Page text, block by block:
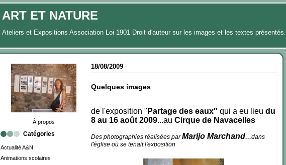
ART ET NATURE
Ateliers et Expositions Association Loi 1901 Droit d'auteur sur les images et les textes présentés.
À propos
Catégories
Actualité A&N
Animations scolaires
18/08/2009
Quelques images
de l'exposition " Partage des eaux" qui a eu lieu du
8 au 16 août 2009...au Cirque de Navacelles
Des photographies réalisées parMarijo Marchand...dans
l'église où se tenait l'exposition